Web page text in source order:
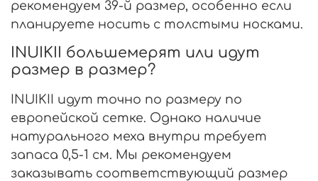
рекомендуем 39-й размер, особенно если
планируете носить с толстыми носками.
INUIKII большемерят или идут
размер в размер?
INUIKII идут точно по размеру по
европейской сетке. Однако наличие
натурального меха внутри требует
запаса 0,5-1 см. Мы рекомендуем
заказывать соответствующий размер